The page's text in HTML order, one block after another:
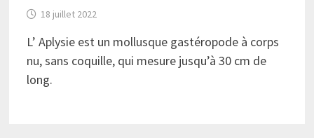
18 juillet 2022
L’ Aplysie est un mollusque gastéropode à corps
nu, sans coquille, qui mesure jusqu’à 30 cm de
long.